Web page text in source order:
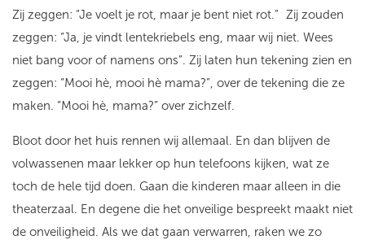
Zij zeggen: “Je voelt je rot, maar je bent niet rot.” Zij zouden
zeggen: “Ja, je vindt lentekriebels eng, maar wij niet. Wees
niet bang voor of namens ons”. Zij laten hun tekening zien en
zeggen: “Mooi hè, mooi hè mama?”, over de tekening die ze
maken. “Mooi hè, mama?” over zichzelf.
Bloot door het huis rennen wij allemaal. En dan blijven de
volwassenen maar lekker op hun telefoons kijken, wat ze
toch de hele tijd doen. Gaan die kinderen maar alleen in die
theaterzaal. En degene die het onveilige bespreekt maakt niet
de onveiligheid. Als we dat gaan verwarren, raken we zo